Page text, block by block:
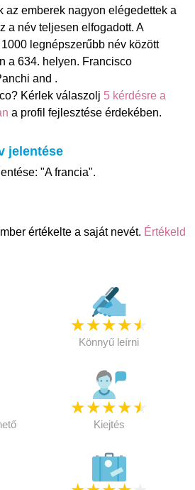
az emberek nagyon elégedettek a
a név teljesen elfogadott. A
legnépszerűbb név között
a 634. helyen. Francisco
and .
Kérlek válaszolj 5 kérdésre a
a profil fejlesztése érdekében.
jelentése
"A francia".
értékelte a saját nevét. Értékeld
★★★★★
Könnyű leírni
★★★★★
Kiejtés